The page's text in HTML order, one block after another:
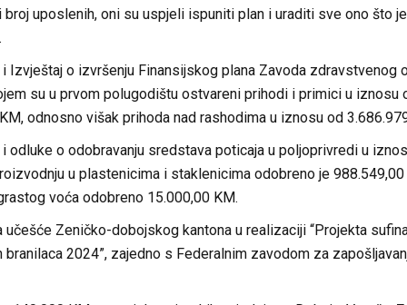
broj uposlenih, oni su uspjeli ispuniti plan i uraditi sve ono što
Izvještaj o izvršenju Finansijskog plana Zavoda
su u prvom polugodištu ostvareni prihodi i primici u
odnosno višak prihoda nad rashodima u iznosu od
odluke o odobravanju sredstava poticaja u poljoprivredi u
u plastenicima i staklenicima odobreno je
voća odobreno 15.000,00 KM.
učešće Zeničko-dobojskog kantona u realizaciji “Projekta
2024”, zajedno s Federalnim zavodom za